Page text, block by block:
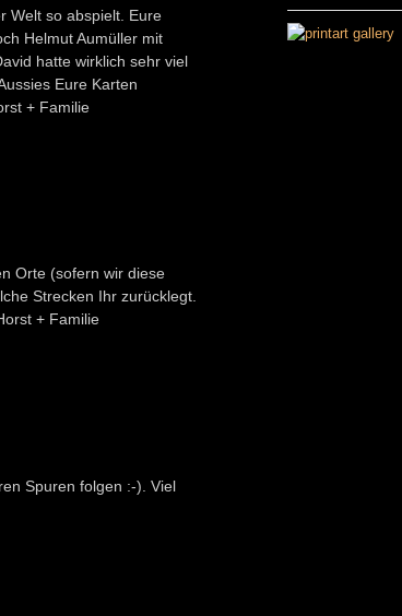
Welt so abspielt. Eure
Helmut Aumüller mit
hatte wirklich sehr viel
Eure Karten
+ Familie
Orte (sofern wir diese
Strecken Ihr zurücklegt.
+ Familie
Spuren folgen :-). Viel